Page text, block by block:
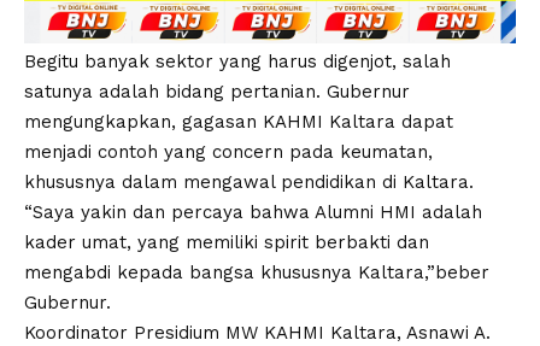
Begitu banyak sektor yang harus digenjot, salah
satunya adalah bidang pertanian. Gubernur
mengungkapkan, gagasan KAHMI Kaltara dapat
menjadi contoh yang concern pada keumatan,
khususnya dalam mengawal pendidikan di Kaltara.
“Saya yakin dan percaya bahwa Alumni HMI adalah
kader umat, yang memiliki spirit berbakti dan
mengabdi kepada bangsa khususnya Kaltara,”beber
Gubernur.
Koordinator Presidium MW KAHMI Kaltara, Asnawi A.